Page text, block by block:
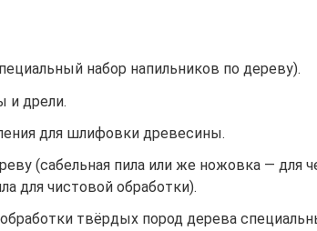
набор напильников по дереву).
и дрели.
для шлифовки древесины.
(сабельная пила или же ножовка — для
для чистовой обработки).
твёрдых пород дерева